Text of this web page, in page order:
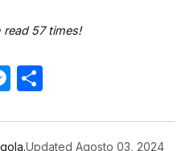
read 57 times!
Messenger
Updated Agosto 03, 2024